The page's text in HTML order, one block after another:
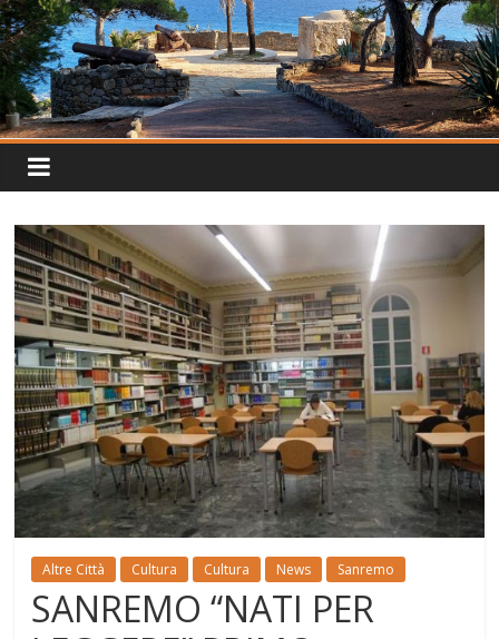
Altre Città Cultura Cultura News Sanremo
SANREMO “NATI PER